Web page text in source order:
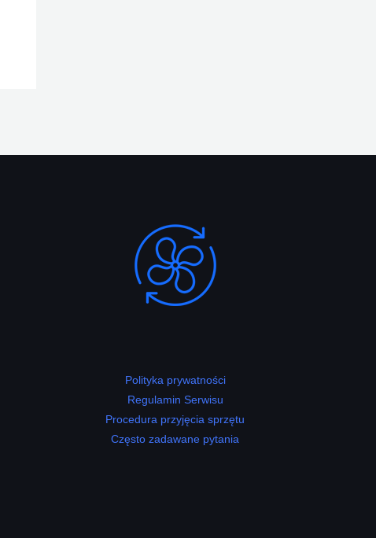
Polityka prywatności
Regulamin Serwisu
Procedura przyjęcia sprzętu
Często zadawane pytania